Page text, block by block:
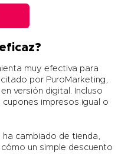
muy efectiva para
citado por PuroMarketing ,
versión digital. Incluso
impresos igual o
ha cambiado de tienda,
un simple descuento